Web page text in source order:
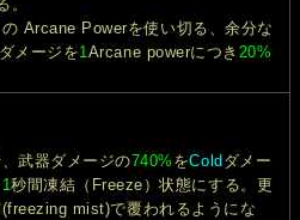
。
Arcane Powerを使い切る、余分な
メージを1Arcane powerにつき 20%
武器ダメージの740% をCold ダメー
1秒間凍結（Freeze）状態にする。更
mist)で覆われるようにな